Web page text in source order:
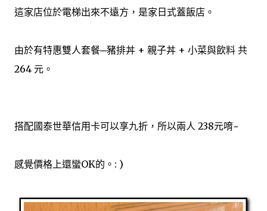
requesting. Cookies can be cleared at any time from
your internet browser settings. Google Analytics
這家店位於電梯出來不遠方，是家日式蓋飯店。
由於有特惠雙人套餐─豬排丼 + 親子丼 + 小菜與飲料 共
264 元。
搭配國泰世華信用卡可以享九折，所以兩人 238元唷~
感覺價格上還蠻OK的。: )